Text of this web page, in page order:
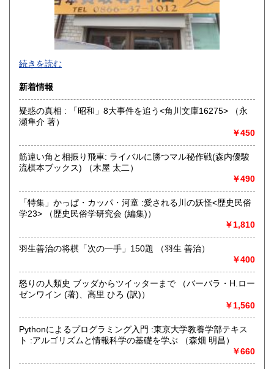
300円 福岡県
300円 長崎県
熊本県
宮崎県
沖縄県 300円
不死鳥BOOKSでは、書籍だけでなくCD、DVD、レコード、
ゲーム、おもちゃ、骨董品まであらゆるものの買い取りがで
にお問い合わせください。出張費は、無料です。
沿線名：伯備線・桃太郎線(吉備線)
最寄駅：総社駅
定休日：年中無休
書籍の買取について
不死鳥BOOKSでは、書籍だけでなくCD、DVD、レコード、
ゲーム、おもちゃ、骨董品まであらゆるものの買い取りがで
きます。店主が、日本全国買取にお伺いいたします。お気軽
取り扱い分野
国書、サブカルチャー、古書一般（その他）
オールジャンル
続きを読む
新着情報
疑惑の真相 : 「昭和」8大事件を追う<角川文庫16275> （永
瀬隼介 著）
￥450
筋違い角と相振り飛車: ライバルに勝つマル秘作戦(森内優駿
流棋本ブックス) （木屋 太二）
￥490
「特集」かっぱ・カッパ・河童 :愛される川の妖怪<歴史民俗
学23> （歴史民俗学研究会 (編集)）
￥1,810
羽生善治の将棋「次の一手」150題 （羽生 善治）
￥400
怒りの人類史 ブッダからツイッターまで （バーバラ・H.ロー
ゼンワイン (著)、高里 ひろ (訳)）
￥1,560
Pythonによるプログラミング入門 :東京大学教養学部テキス
ト :アルゴリズムと情報科学の基礎を学ぶ （森畑 明昌）
￥660